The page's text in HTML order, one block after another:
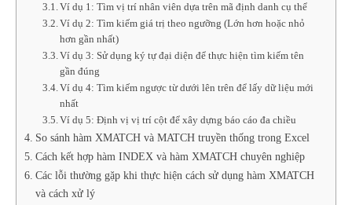
Ví dụ 1: Tìm vị trí nhân viên dựa trên mã định danh cụ thể
Ví dụ 2: Tìm kiếm giá trị theo ngưỡng (Lớn hơn hoặc nhỏ
hơn gần nhất)
Ví dụ 3: Sử dụng ký tự đại diện để thực hiện tìm kiếm tên
gần đúng
Ví dụ 4: Tìm kiếm ngược từ dưới lên trên để lấy dữ liệu mới
nhất
Ví dụ 5: Định vị vị trí cột để xây dựng báo cáo đa chiều
So sánh hàm XMATCH và MATCH truyền thống trong Excel
Cách kết hợp hàm INDEX và hàm XMATCH chuyên nghiệp
Các lỗi thường gặp khi thực hiện cách sử dụng hàm XMATCH
và cách xử lý